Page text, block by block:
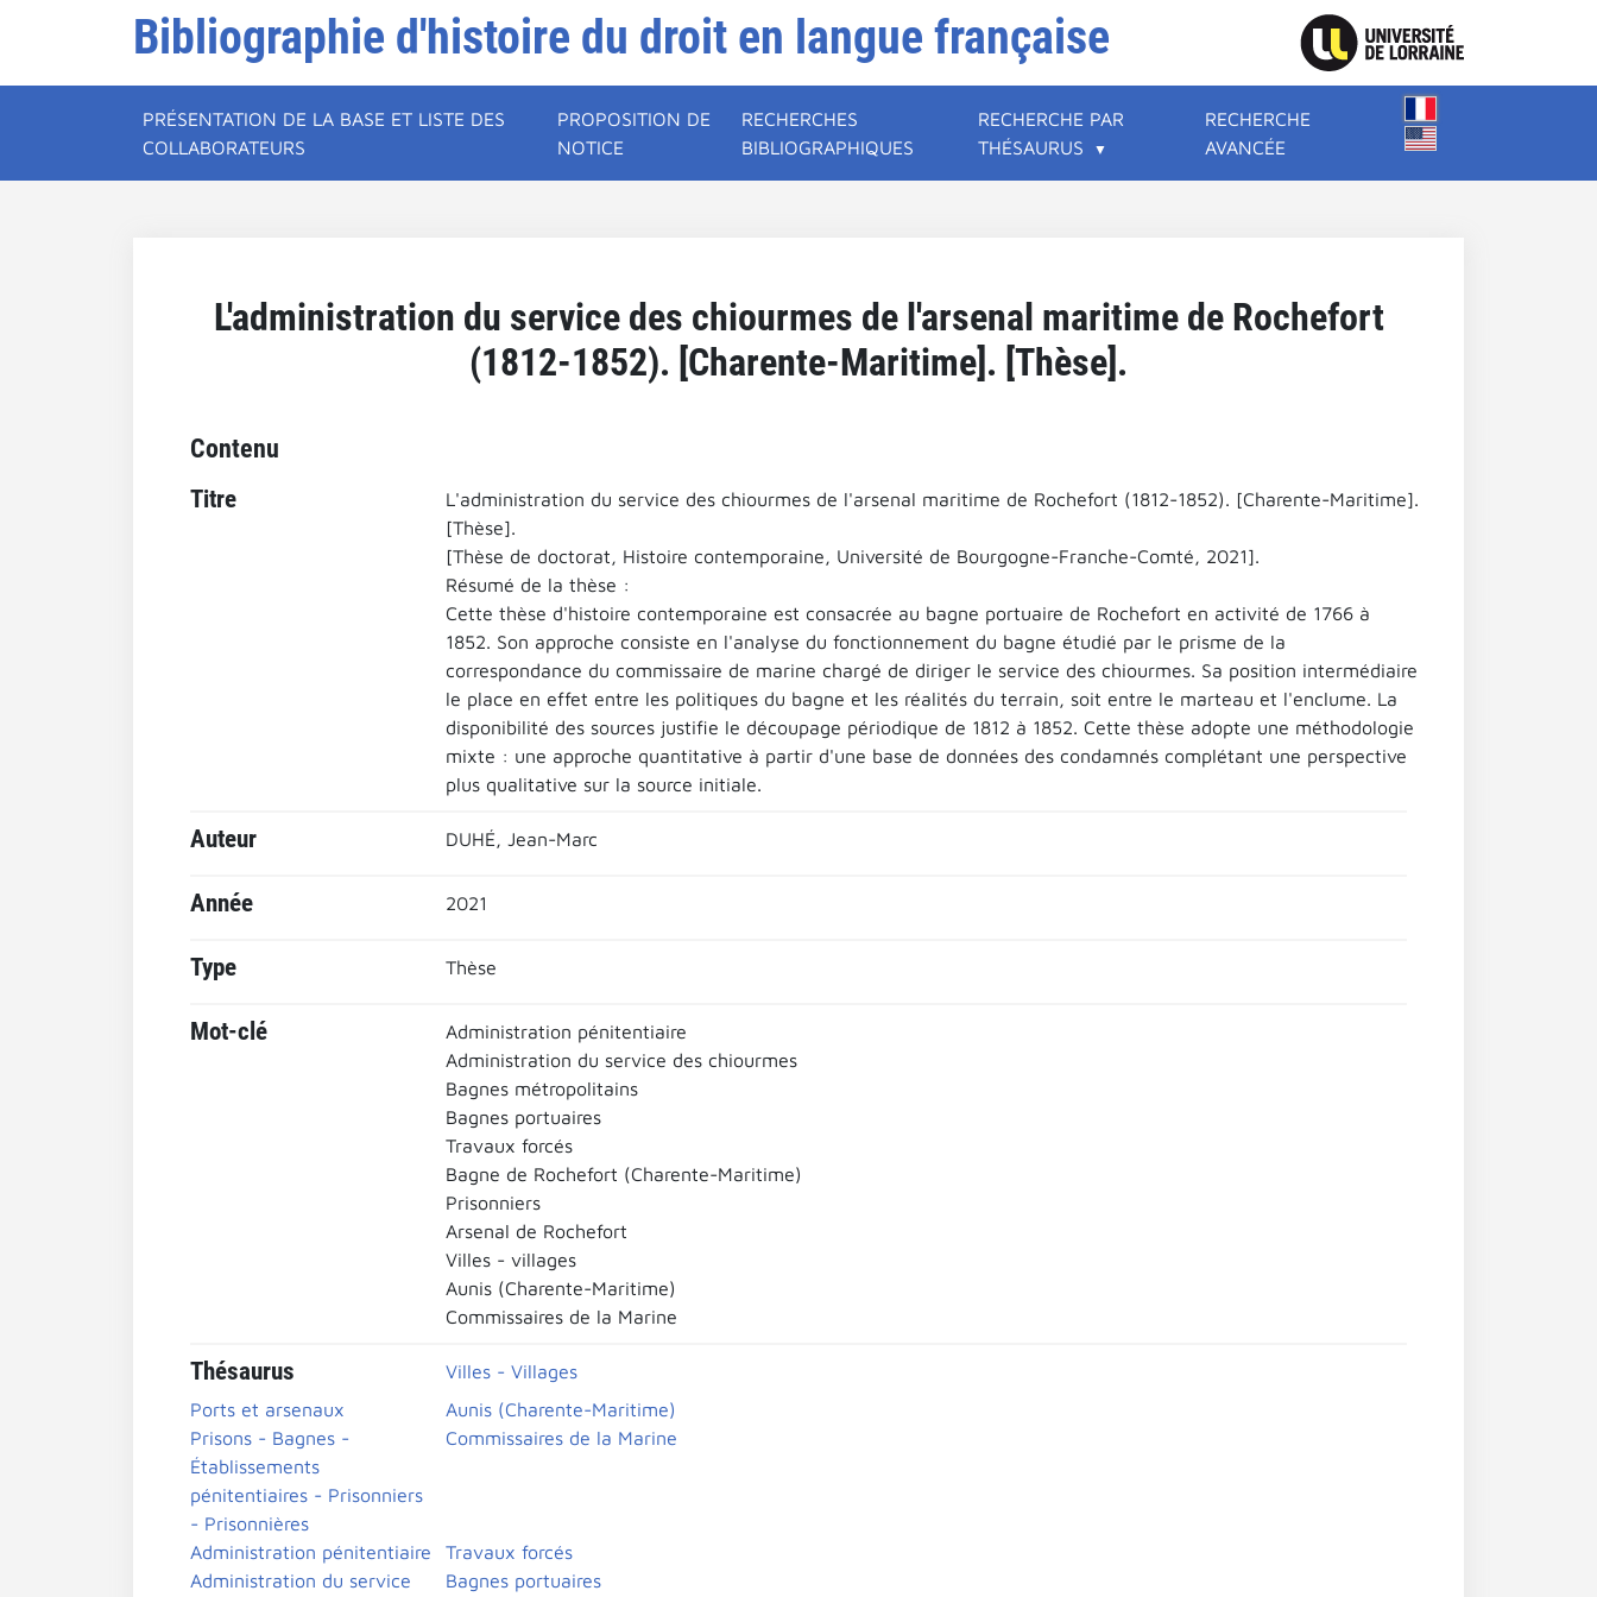
Bibliographie d'histoire du droit en langue française
PRÉSENTATION DE LA BASE ET LISTE DES
COLLABORATEURS
PROPOSITION DE
NOTICE
RECHERCHES
BIBLIOGRAPHIQUES
RECHERCHE PAR
THÉSAURUS
RECHERCHE
AVANCÉE
L'administration du service des chiourmes de l'arsenal maritime de Rochefort
(1812-1852). [Charente-Maritime]. [Thèse].
Contenu
Titre
L'administration du service des chiourmes de l'arsenal maritime de Rochefort (1812-1852). [Charente-Maritime].
[Thèse].
[Thèse de doctorat, Histoire contemporaine, Université de Bourgogne-Franche-Comté, 2021].
Résumé de la thèse :
Cette thèse d'histoire contemporaine est consacrée au bagne portuaire de Rochefort en activité de 1766 à
1852. Son approche consiste en l'analyse du fonctionnement du bagne étudié par le prisme de la
correspondance du commissaire de marine chargé de diriger le service des chiourmes. Sa position intermédiaire
le place en effet entre les politiques du bagne et les réalités du terrain, soit entre le marteau et l'enclume. La
disponibilité des sources justifie le découpage périodique de 1812 à 1852. Cette thèse adopte une méthodologie
mixte : une approche quantitative à partir d'une base de données des condamnés complétant une perspective
plus qualitative sur la source initiale.
Auteur DUHÉ, Jean-Marc
Année 2021
Type Thèse
Mot-clé
Administration pénitentiaire
Administration du service des chiourmes
Bagnes métropolitains
Bagnes portuaires
Travaux forcés
Bagne de Rochefort (Charente-Maritime)
Prisonniers
Arsenal de Rochefort
Villes - villages
Aunis (Charente-Maritime)
Commissaires de la Marine
Thésaurus
Villes - Villages
Ports et arsenaux
Aunis (Charente-Maritime)
Prisons - Bagnes -
Établissements
pénitentiaires - Prisonniers
- Prisonnières
Commissaires de la Marine
Administration pénitentiaire
Travaux forcés
Administration du service
Bagnes portuaires